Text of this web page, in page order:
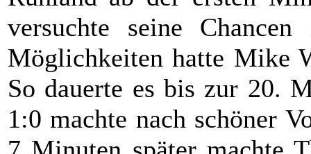
versuchte seine
Möglichkeiten hatte Mike
So dauerte es bis zur 20.
1:0 machte nach schöner